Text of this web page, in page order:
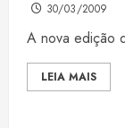
30/03/2009
A nova edição
LEIA MAIS